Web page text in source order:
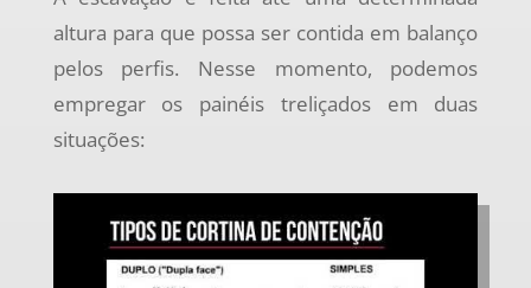
altura para que possa ser contida em balanço
pelos perfis. Nesse momento, podemos
empregar os painéis treliçados em duas
situações: